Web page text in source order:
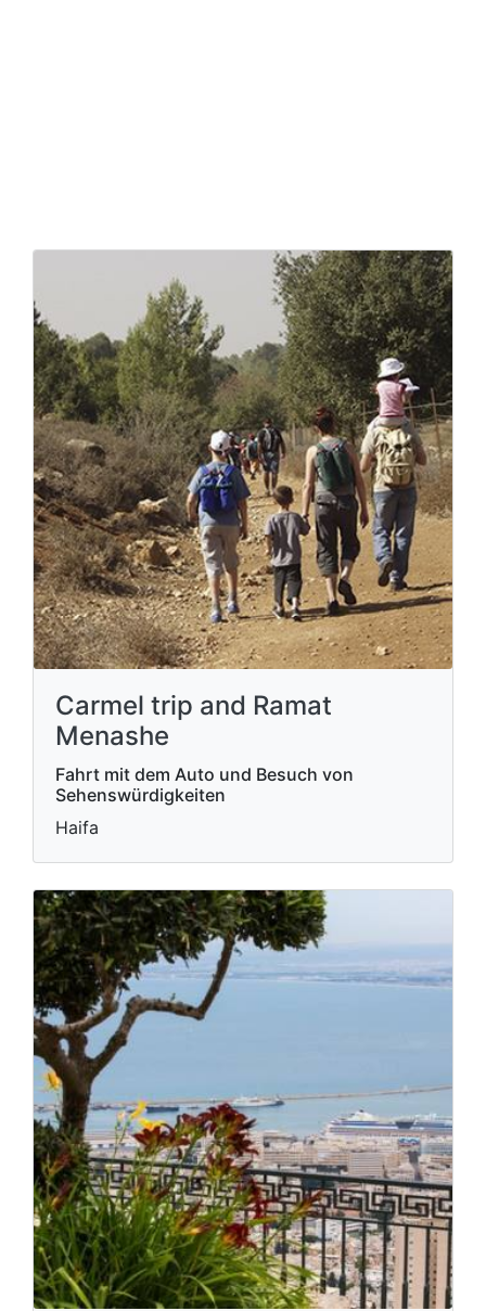
Carmel trip and Ramat
Menashe
Fahrt mit dem Auto und Besuch von
Sehenswürdigkeiten
Haifa